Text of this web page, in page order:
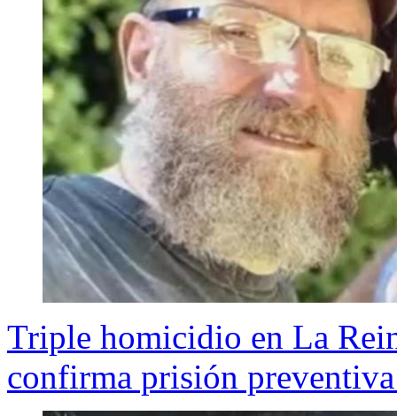
Triple homicidio en La
confirma prisión